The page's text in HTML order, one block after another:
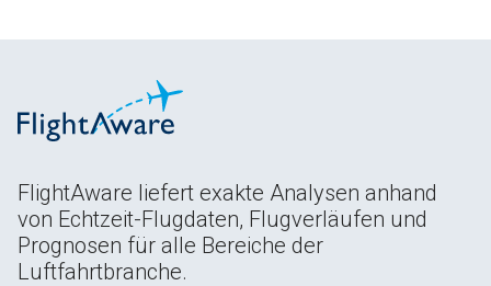
FlightAware liefert exakte Analysen anhand
von Echtzeit-Flugdaten, Flugverläufen und
Prognosen für alle Bereiche der
Luftfahrtbranche.